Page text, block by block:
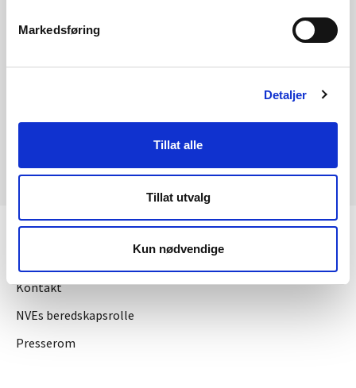
Markedsføring
Detaljer
Tillat alle
Tillat utvalg
Kun nødvendige
Kontakt
NVEs beredskapsrolle
Presserom